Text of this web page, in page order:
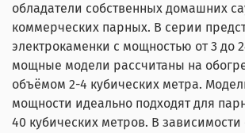
обладатели собственных домашних
коммерческих парных. В серии
электрокаменки с мощностью от 3 до
мощные модели рассчитаны на
объёмом 2-4 кубических метра.
мощности идеально подходят для
40 кубических метров. В